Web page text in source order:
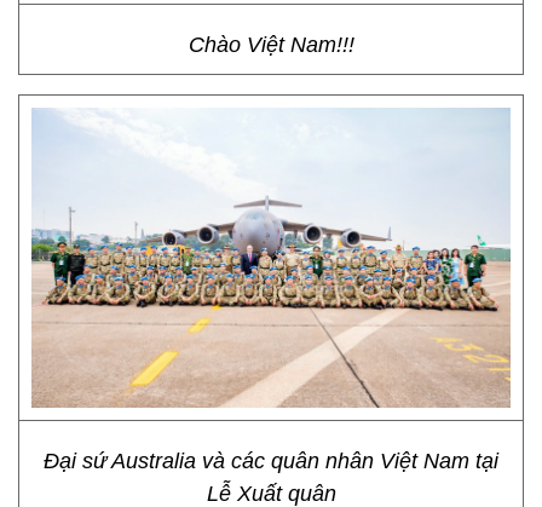
Chào Việt Nam!!!
Đại sứ Australia và các quân nhân Việt Nam tại
Lễ Xuất quân